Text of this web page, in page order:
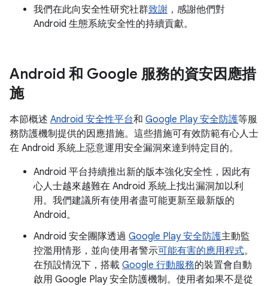
我們在此向安全性研究社群致謝 ，感謝他們對
Android 生態系統安全性的持續貢獻。
Android 和 Google 服務的資安因應措
施
本節概述 Android 安全性平台和 Google Play 安全防護等服
務防護機制提供的因應措施。這些措施可有效防範有心人士
在 Android 系統上惡意運用安全漏洞來達到特定目的。
Android 平台持續推出新的版本強化安全性，因此有
心人士越來越難在 Android 系統上找出漏洞加以利
用。我們建議所有使用者盡可能更新至最新版的
Android。
Android 安全團隊透過 Google Play 安全防護主動監
控濫用情形，並向使用者警示可能有害的應用程式。
在預設情況下，搭載 Google 行動服務的裝置會自動
啟用 Google Play 安全防護機制。使用者如果不是從